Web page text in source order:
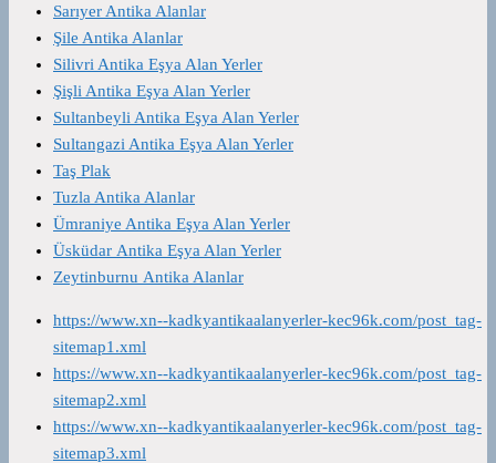
Sarıyer Antika Alanlar
Şile Antika Alanlar
Silivri Antika Eşya Alan Yerler
Şişli Antika Eşya Alan Yerler
Sultanbeyli Antika Eşya Alan Yerler
Sultangazi Antika Eşya Alan Yerler
Taş Plak
Tuzla Antika Alanlar
Ümraniye Antika Eşya Alan Yerler
Üsküdar Antika Eşya Alan Yerler
Zeytinburnu Antika Alanlar
https://www.xn--kadkyantikaalanyerler-kec96k.com/post_tag-
sitemap1.xml
https://www.xn--kadkyantikaalanyerler-kec96k.com/post_tag-
sitemap2.xml
https://www.xn--kadkyantikaalanyerler-kec96k.com/post_tag-
sitemap3.xml